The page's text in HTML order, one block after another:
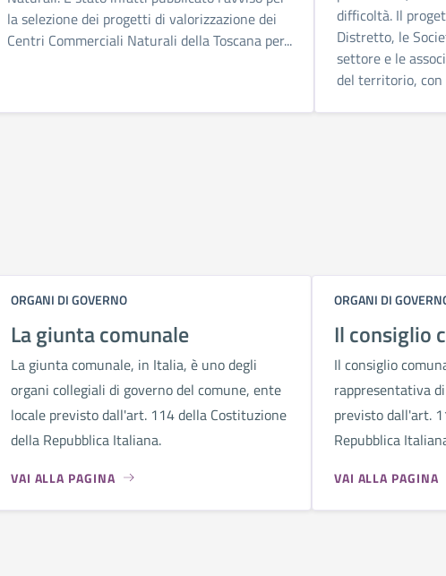
la selezione dei progetti di valorizzazione dei
Centri Commerciali Naturali della Toscana per...
difficoltà. Il
Distretto, le
settore e le
del territorio,
ORGANI DI GOVERNO
La giunta comunale
La giunta comunale, in Italia, è uno degli
organi collegiali di governo del comune, ente
locale previsto dall'art. 114 della Costituzione
della Repubblica Italiana.
VAI ALLA PAGINA
ORGANI DI
Il consiglio
Il consiglio
rappresentativa
previsto dall'art.
Repubblica
VAI ALLA PAGINA